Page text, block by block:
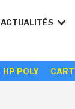
ACTUALITÉS
HP POLY